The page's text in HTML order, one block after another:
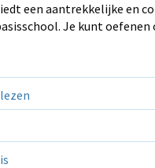
een aantrekkelijke en
Je kunt